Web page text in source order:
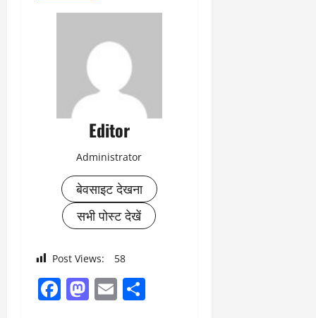
Editor
Administrator
बेवसाइट देखना
सभी पोस्ट देखें
Post Views: 58
Facebook
Mastodon
Email